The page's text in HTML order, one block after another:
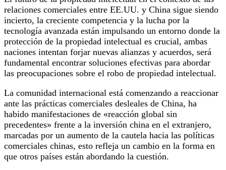
relaciones comerciales entre EE.UU. y China sigue siendo
incierto, la creciente competencia y la lucha por la
tecnología avanzada están impulsando un entorno donde la
protección de la propiedad intelectual es crucial, ambas
naciones intentan forjar nuevas alianzas y acuerdos, será
fundamental encontrar soluciones efectivas para abordar
las preocupaciones sobre el robo de propiedad intelectual.
La comunidad internacional está comenzando a reaccionar
ante las prácticas comerciales desleales de China, ha
habido manifestaciones de «reacción global sin
precedentes» frente a la inversión china en el extranjero,
marcadas por un aumento de la cautela hacia las políticas
comerciales chinas, esto refleja un cambio en la forma en
que otros países están abordando la cuestión.